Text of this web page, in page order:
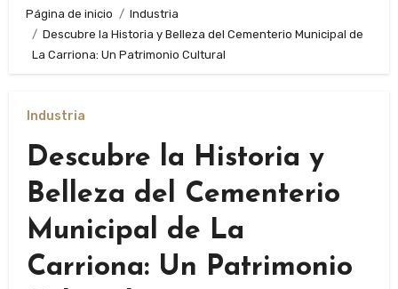
Página de inicio
Industria
Descubre la Historia y Belleza del Cementerio Municipal de
La Carriona: Un Patrimonio Cultural
Industria
Descubre la Historia y
Belleza del Cementerio
Municipal de La
Carriona: Un Patrimonio